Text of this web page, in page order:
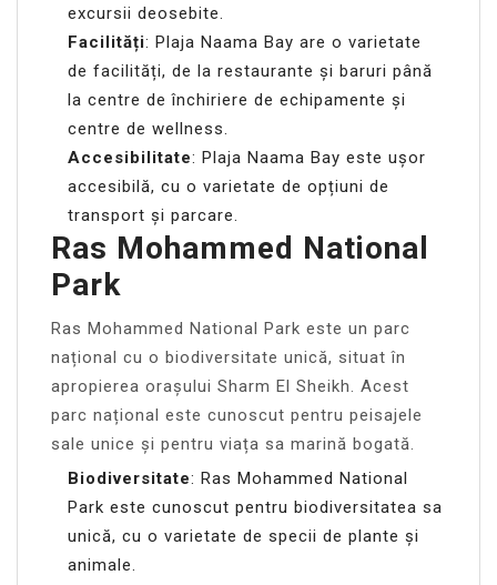
excursii deosebite.
Facilități: Plaja Naama Bay are o varietate
de facilități, de la restaurante și baruri până
la centre de închiriere de echipamente și
centre de wellness.
Accesibilitate: Plaja Naama Bay este ușor
accesibilă, cu o varietate de opțiuni de
transport și parcare.
Ras Mohammed National
Park
Ras Mohammed National Park este un parc
național cu o biodiversitate unică, situat în
apropierea orașului Sharm El Sheikh. Acest
parc național este cunoscut pentru peisajele
sale unice și pentru viața sa marină bogată.
Biodiversitate: Ras Mohammed National
Park este cunoscut pentru biodiversitatea sa
unică, cu o varietate de specii de plante și
animale.